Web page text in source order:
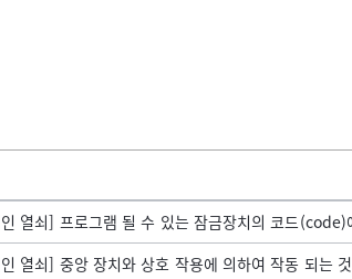
열쇠] 프로그램 될 수 있는 잠금장치의 코드
열쇠] 중앙 장치와 상호 작용에 의하여 작동 되는